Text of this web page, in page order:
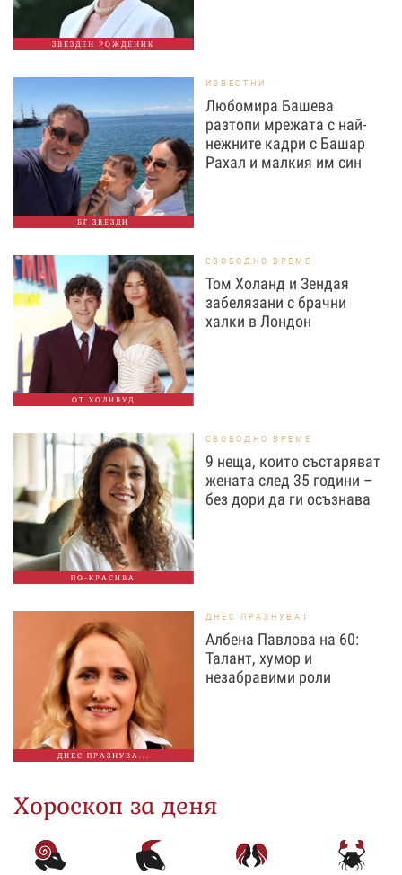
ЗВЕЗДЕН РОЖДЕНИК
БГ ЗВЕЗДИ
ИЗВЕСТНИ
Любомира Башева
разтопи мрежата с най-
нежните кадри с Башар
Рахал и малкия им син
ОТ ХОЛИВУД
СВОБОДНО ВРЕМЕ
Том Холанд и Зендая
забелязани с брачни
халки в Лондон
ПО-КРАСИВА
СВОБОДНО ВРЕМЕ
9 неща, които състаряват
жената след 35 години –
без дори да ги осъзнава
ДНЕС ПРАЗНУВА...
ДНЕС ПРАЗНУВАТ
Албена Павлова на 60:
Талант, хумор и
незабравими роли
Хороскоп за деня